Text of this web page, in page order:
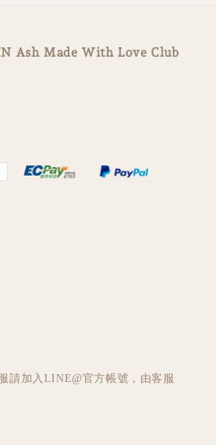
Ash Made With Love Club
加入LINE@官方帳號，由客服